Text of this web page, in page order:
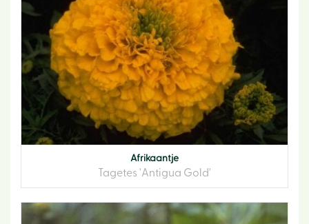
Afrikaantje
Tagetes 'Antigua Gold'